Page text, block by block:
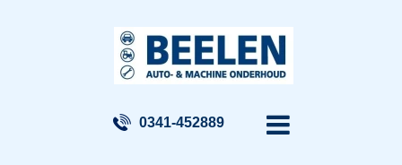
0341-452889